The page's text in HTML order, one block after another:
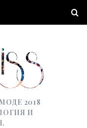
2018
И